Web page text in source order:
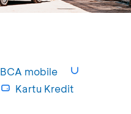
BCA mobile
Kartu Kredit